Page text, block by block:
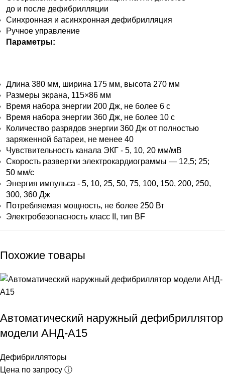
до и после дефибрилляции
Синхронная и асинхронная дефибрилляция
Ручное управление
Параметры:
Длина 380 мм, ширина 175 мм, высота 270 мм
Размеры экрана, 115×86 мм
Время набора энергии 200 Дж, не более 6 с
Время набора энергии 360 Дж, не более 10 с
Количество разрядов энергии 360 Дж от полностью
заряженной батареи, не менее 40
Чувствительность канала ЭКГ - 5, 10, 20 мм/мВ
Скорость развертки электрокардиограммы — 12,5; 25;
50 мм/с
Энергия импульса - 5, 10, 25, 50, 75, 100, 150, 200, 250,
300, 360 Дж
Потребляемая мощность, не более 250 Вт
Электробезопасность класс II, тип BF
Похожие товары
Автоматический наружный дефибриллятор
модели АНД-А15
Дефибрилляторы
Цена по запросу ⓘ